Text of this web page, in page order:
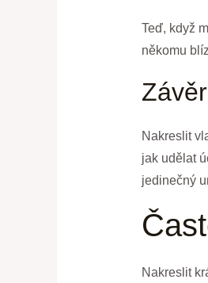
Teď, když
někomu
Závěr
Nakreslit
jak udělat
jedinečný
Nakreslit